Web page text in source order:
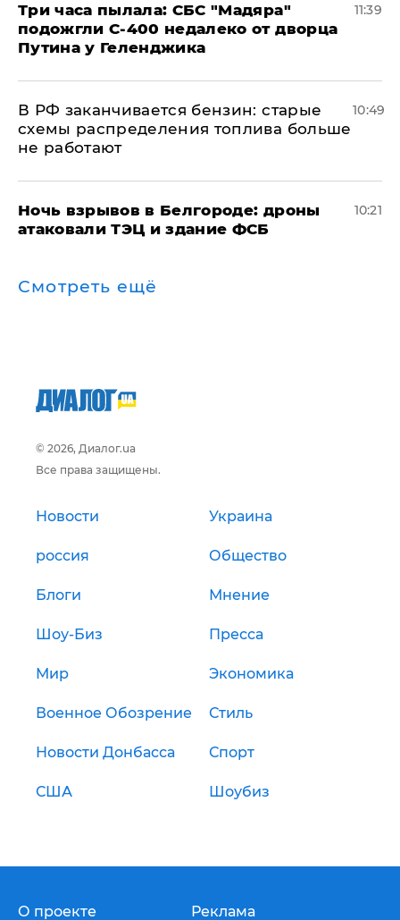
Три часа пылала: СБС "Мадяра"
подожгли С-400 недалеко от дворца
Путина у Геленджика
11:39
​В РФ заканчивается бензин: старые
схемы распределения топлива больше
не работают
10:49
​Ночь взрывов в Белгороде: дроны
атаковали ТЭЦ и здание ФСБ
10:21
Смотреть ещё
© 2026, Диалог.ua
Все права защищены.
Новости Украина
россия Общество
Блоги Мнение
Шоу-Биз Пресса
Мир Экономика
Военное Обозрение Стиль
Новости Донбасса Спорт
США Шоубиз
О проекте Реклама